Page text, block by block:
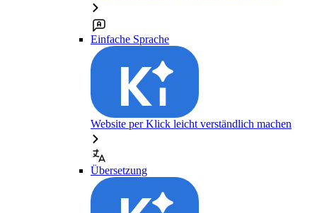
Einfache Sprache
Website per Klick leicht verständlich machen
Übersetzung